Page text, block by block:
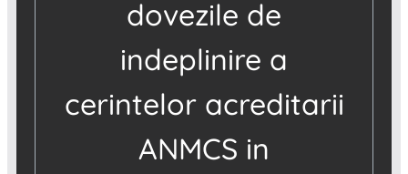
dovezile de
indeplinire a
cerintelor acreditarii
ANMCS in